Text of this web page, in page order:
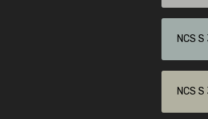
NCS
NCS